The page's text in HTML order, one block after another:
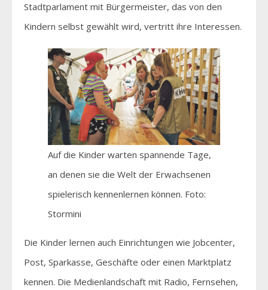
Stadtparlament mit Bürgermeister, das von den
Kindern selbst gewählt wird, vertritt ihre Interessen.
Auf die Kinder warten spannende Tage,
an denen sie die Welt der Erwachsenen
spielerisch kennenlernen können. Foto:
Stormini
Die Kinder lernen auch Einrichtungen wie Jobcenter,
Post, Sparkasse, Geschäfte oder einen Marktplatz
kennen. Die Medienlandschaft mit Radio, Fernsehen,